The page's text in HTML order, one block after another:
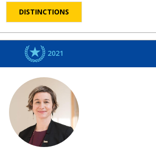
DISTINCTIONS
2021